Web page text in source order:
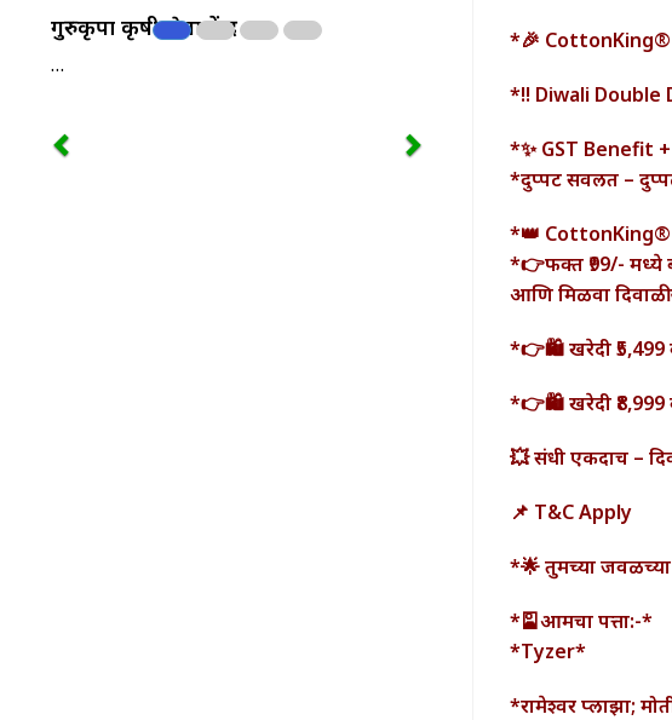
*🎉 CottonKing®
*!! Diwali Double
*✨ GST Benefit
*दुप्पट सवलत –
*👑
*👉फक्त ₹99/- मध्ये
आणि मिळवा
*👉🛍️ खरेदी ₹5,499
*👉🛍️ खरेदी ₹8,999
💥 संधी एकदाच –
📌 T&C Apply
*🌟 तुमच्या
*🎴आमचा पत्ता:-*
*Tyzer*
*रामेश्वर प्लाझा;
गुरुकृपा कृषी सेवा केंद्र
…